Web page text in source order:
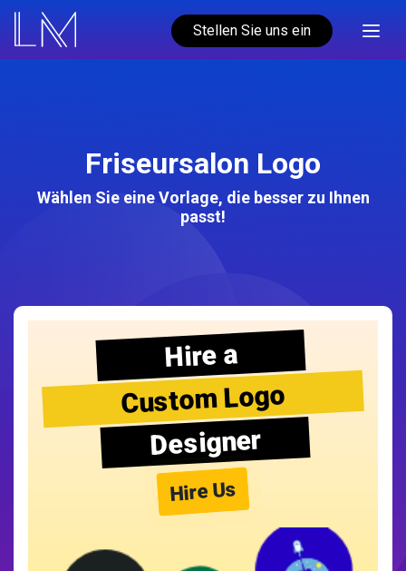
Stellen Sie uns ein
Friseursalon Logo
Wählen Sie eine Vorlage, die besser zu Ihnen
passt!
Hire a
Custom Logo
Designer
Hire Us